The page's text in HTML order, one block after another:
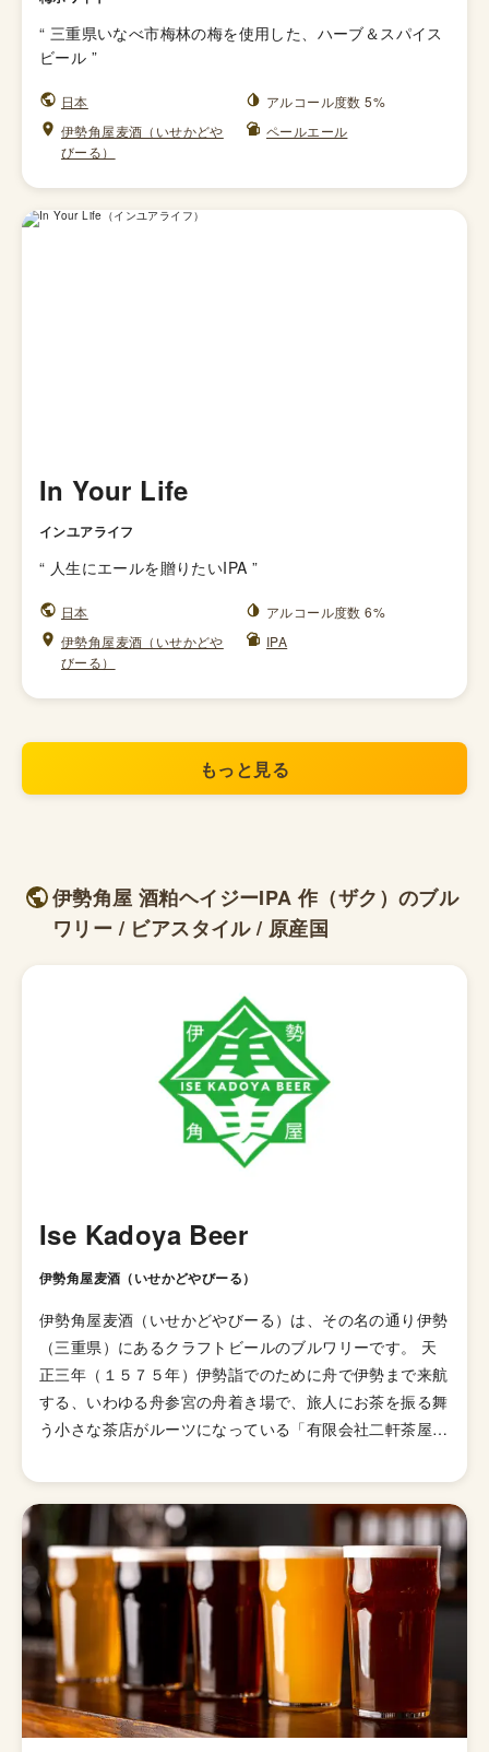
“ 三重県いなべ市梅林の梅を使用した、ハーブ＆スパイス
ビール ”
日本
アルコール度数 5%
伊勢角屋麦酒（いせかどや
びーる）
ペールエール
In Your Life
インユアライフ
“ 人生にエールを贈りたいIPA ”
日本
アルコール度数 6%
伊勢角屋麦酒（いせかどや
びーる）
IPA
もっと見る
伊勢角屋 酒粕ヘイジーIPA 作（ザク）のブル
ワリー / ビアスタイル / 原産国
Ise Kadoya Beer
伊勢角屋麦酒（いせかどやびーる）
伊勢角屋麦酒（いせかどやびーる）は、その名の通り伊勢
（三重県）にあるクラフトビールのブルワリーです。 天
正三年（１５７５年）伊勢詣でのために舟で伊勢まで来航
する、いわゆる舟参宮の舟着き場で、旅人にお茶を振る舞
う小さな茶店がルーツになっている「有限会社二軒茶屋餅
造事業を開始、『伊勢から世界へ』『世界のビールファン
を唸らせる』といった合言葉のもとビールを造っていま
す。その取組が実を結び2000年にJapan Beer Cup で金
賞を受賞したのを皮切りに、現在まで毎年多数のビール賞
を受賞しています。